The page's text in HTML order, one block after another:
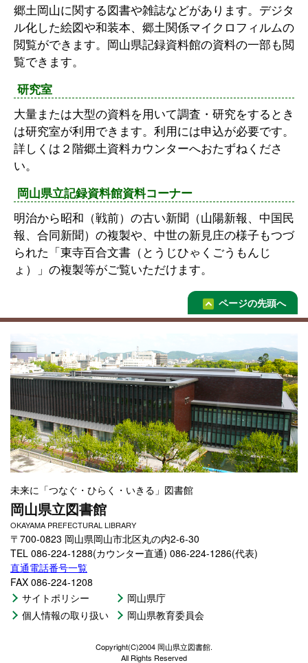
郷土岡山に関する図書や雑誌などがあります。デジタ
ル化した絵図や和装本、郷土関係マイクロフィルムの
閲覧ができます。岡山県記録資料館の資料の一部も閲
覧できます。
研究室
大量または大型の資料を用いて調査・研究をするとき
は研究室が利用できます。利用には申込が必要です。
詳しくは２階郷土資料カウンターへおたずねくださ
い。
岡山県立記録資料館資料コーナー
明治から昭和（戦前）の古い新聞（山陽新報、中国民
報、合同新聞）の複製や、中世の新見庄の様子もつづ
られた「東寺百合文書（とうじひゃくごうもんじ
ょ）」の複製等がご覧いただけます。
ページの先頭へ
未来に「つなぐ・ひらく・いきる」図書館
岡山県立図書館
OKAYAMA PREFECTURAL LIBRARY
〒700-0823 岡山県岡山市北区丸の内2-6-30
TEL 086-224-1288(カウンター直通) 086-224-1286(代表)
直通電話番号一覧
FAX 086-224-1208
サイトポリシー
個人情報の取り扱い
岡山県庁
岡山県教育委員会
Copyright(C)2004 岡山県立図書館.
All Rights Reserved